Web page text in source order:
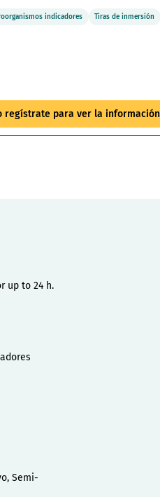
indicadores Tiras de inmersión
regístrate para ver la
up to 24 h.
Semi-